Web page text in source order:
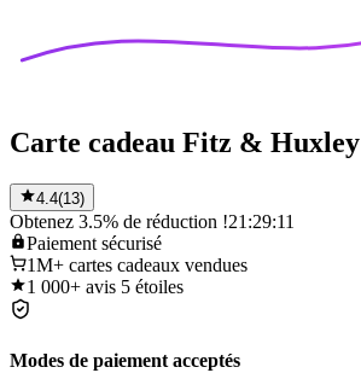
Carte cadeau Fitz & Huxley
4.4(13)
Obtenez 3.5% de réduction !21:29:11
Paiement sécurisé
1M+ cartes cadeaux vendues
1 000+ avis 5 étoiles
Modes de paiement acceptés